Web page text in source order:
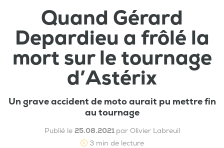
Quand Gérard
Depardieu a frôlé la
mort sur le tournage
d’Astérix
Un grave accident de moto aurait pu mettre fin
au tournage
Publié le 25.08.2021 par Olivier Labreuil
3 min de lecture